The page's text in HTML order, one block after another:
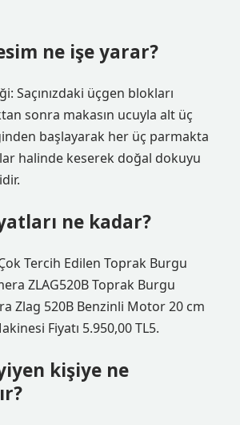
ne işe yarar?
Saçınızdaki üçgen blokları
sonra makasın ucuyla alt üç
başlayarak her üç parmakta
halinde keserek doğal dokuyu
ne kadar?
Tercih Edilen Toprak Burgu
ZLAG520B Toprak Burgu
Zlag 520B Benzinli Motor 20 cm
Fiyatı 5.950,00 TL5.
kişiye ne